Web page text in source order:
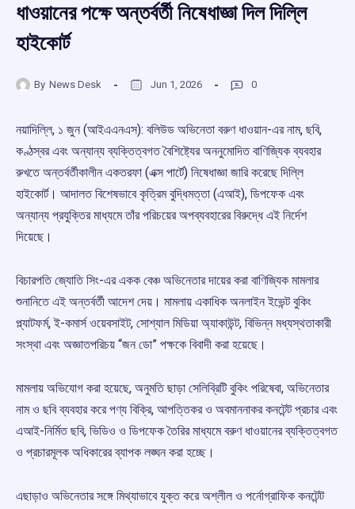
ধাওয়ানের পক্ষে অন্তর্বর্তী নিষেধাজ্ঞা দিল দিল্লি
হাইকোর্ট
By News Desk Jun 1, 2026 0
নয়াদিল্লি, ১ জুন (আইএএনএস): বলিউড অভিনেতা বরুণ ধাওয়ান-এর নাম, ছবি,
কণ্ঠস্বর এবং অন্যান্য ব্যক্তিত্বগত বৈশিষ্ট্যের অননুমোদিত বাণিজ্যিক ব্যবহার
রুখতে অন্তর্বর্তীকালীন একতরফা (এক্স পার্টে) নিষেধাজ্ঞা জারি করেছে দিল্লি
হাইকোর্ট। আদালত বিশেষভাবে কৃত্রিম বুদ্ধিমত্তা (এআই), ডিপফেক এবং
অন্যান্য প্রযুক্তির মাধ্যমে তাঁর পরিচয়ের অপব্যবহারের বিরুদ্ধে এই নির্দেশ
দিয়েছে।
বিচারপতি জ্যোতি সিং-এর একক বেঞ্চ অভিনেতার দায়ের করা বাণিজ্যিক মামলার
শুনানিতে এই অন্তর্বর্তী আদেশ দেয়। মামলায় একাধিক অনলাইন ইভেন্ট বুকিং
প্ল্যাটফর্ম, ই-কমার্স ওয়েবসাইট, সোশ্যাল মিডিয়া অ্যাকাউন্ট, বিভিন্ন মধ্যস্থতাকারী
সংস্থা এবং অজ্ঞাতপরিচয় “জন ডো” পক্ষকে বিবাদী করা হয়েছে।
মামলায় অভিযোগ করা হয়েছে, অনুমতি ছাড়া সেলিব্রিটি বুকিং পরিষেবা, অভিনেতার
নাম ও ছবি ব্যবহার করে পণ্য বিক্রি, আপত্তিকর ও অবমাননাকর কনটেন্ট প্রচার এবং
এআই-নির্মিত ছবি, ভিডিও ও ডিপফেক তৈরির মাধ্যমে বরুণ ধাওয়ানের ব্যক্তিত্বগত
ও প্রচারমূলক অধিকারের ব্যাপক লঙ্ঘন করা হচ্ছে।
এছাড়াও অভিনেতার সঙ্গে মিথ্যাভাবে যুক্ত করে অশ্লীল ও পর্নোগ্রাফিক কনটেন্ট